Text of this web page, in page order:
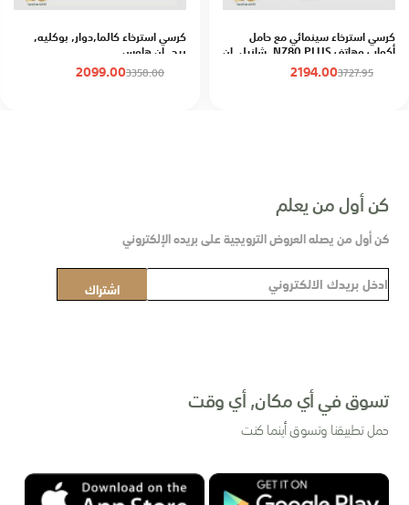
كرسي استرخاء سينمائي مع حامل
أكواب وهاتف NZ80 PLUS, شانيل, إن
هاوس 2194.003727.95
كرسي استرخاء كالما,دوار, بوكليه,
بيج, إن هاوس
2099.003358.00
كن أول من يعلم
كن أول من يصله العروض الترويجية على بريده الإلكتروني
س
ج
ش
ر
ن
اشتراك
تسوق في أي مكان, أي وقت
حمل تطبيقنا وتسوق أينما كنت